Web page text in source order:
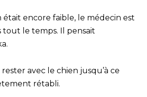
était encore faible, le médecin est
tout le temps. Il pensait
avec le chien jusqu’à ce
rétabli.